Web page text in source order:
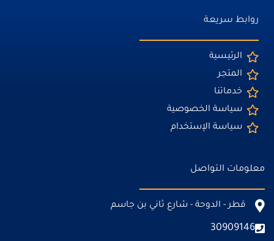
روابط سريعة
الرئيسية
المتجر
خدماتنا
سياسة الخصوصية
سياسة الإستخدام
معلومات التواصل
قطر - الدوحة - شارع ثاني بن جاسم
30909146